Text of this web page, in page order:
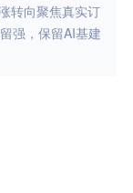
转向聚焦真实订
强，保留AI基建